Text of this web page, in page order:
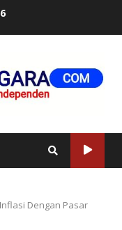
Dengan Pasar